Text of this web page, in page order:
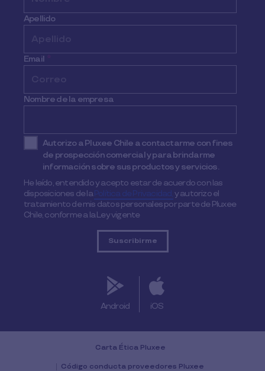
Apellido
Email *
Nombre de la empresa
Autorizo a Pluxee Chile a contactarme con fines
de prospección comercial y para brindarme
información sobre sus productos y servicios.
He leído, entendido y acepto estar de acuerdo con las
disposiciones de laPolítica de Privacidad,y autorizo el
tratamiento de mis datos personales por parte de Pluxee
Chile, conforme a la Ley vigente
Android iOS
Carta Ética Pluxee
Código conducta proveedores Pluxee